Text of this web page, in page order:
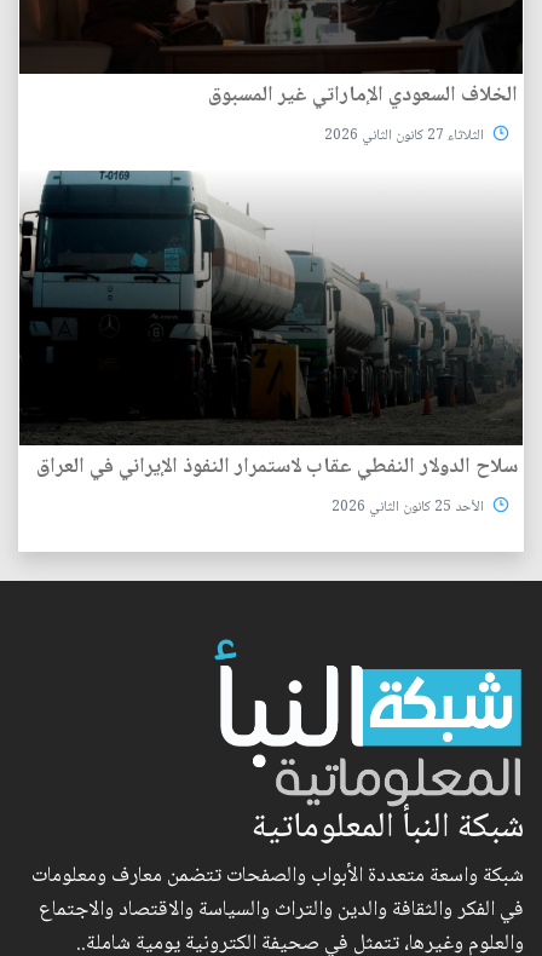
الخلاف السعودي الإماراتي غير المسبوق
الثلاثاء 27 كانون الثاني 2026
سلاح الدولار النفطي عقاب لاستمرار النفوذ الإيراني في العراق
الأحد 25 كانون الثاني 2026
شبكة النبأ المعلوماتية
شبكة واسعة متعددة الأبواب والصفحات تتضمن معارف ومعلومات
في الفكر والثقافة والدين والتراث والسياسة والاقتصاد والاجتماع
والعلوم وغيرها، تتمثل في صحيفة الكترونية يومية شاملة..